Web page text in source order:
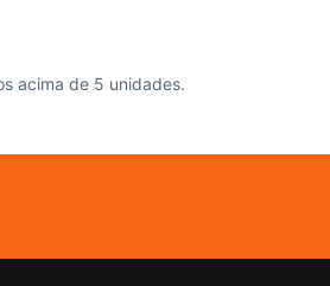
acima de 5 unidades.